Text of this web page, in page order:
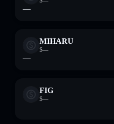
—
MIHARU
$—
—
FIG
$—
—